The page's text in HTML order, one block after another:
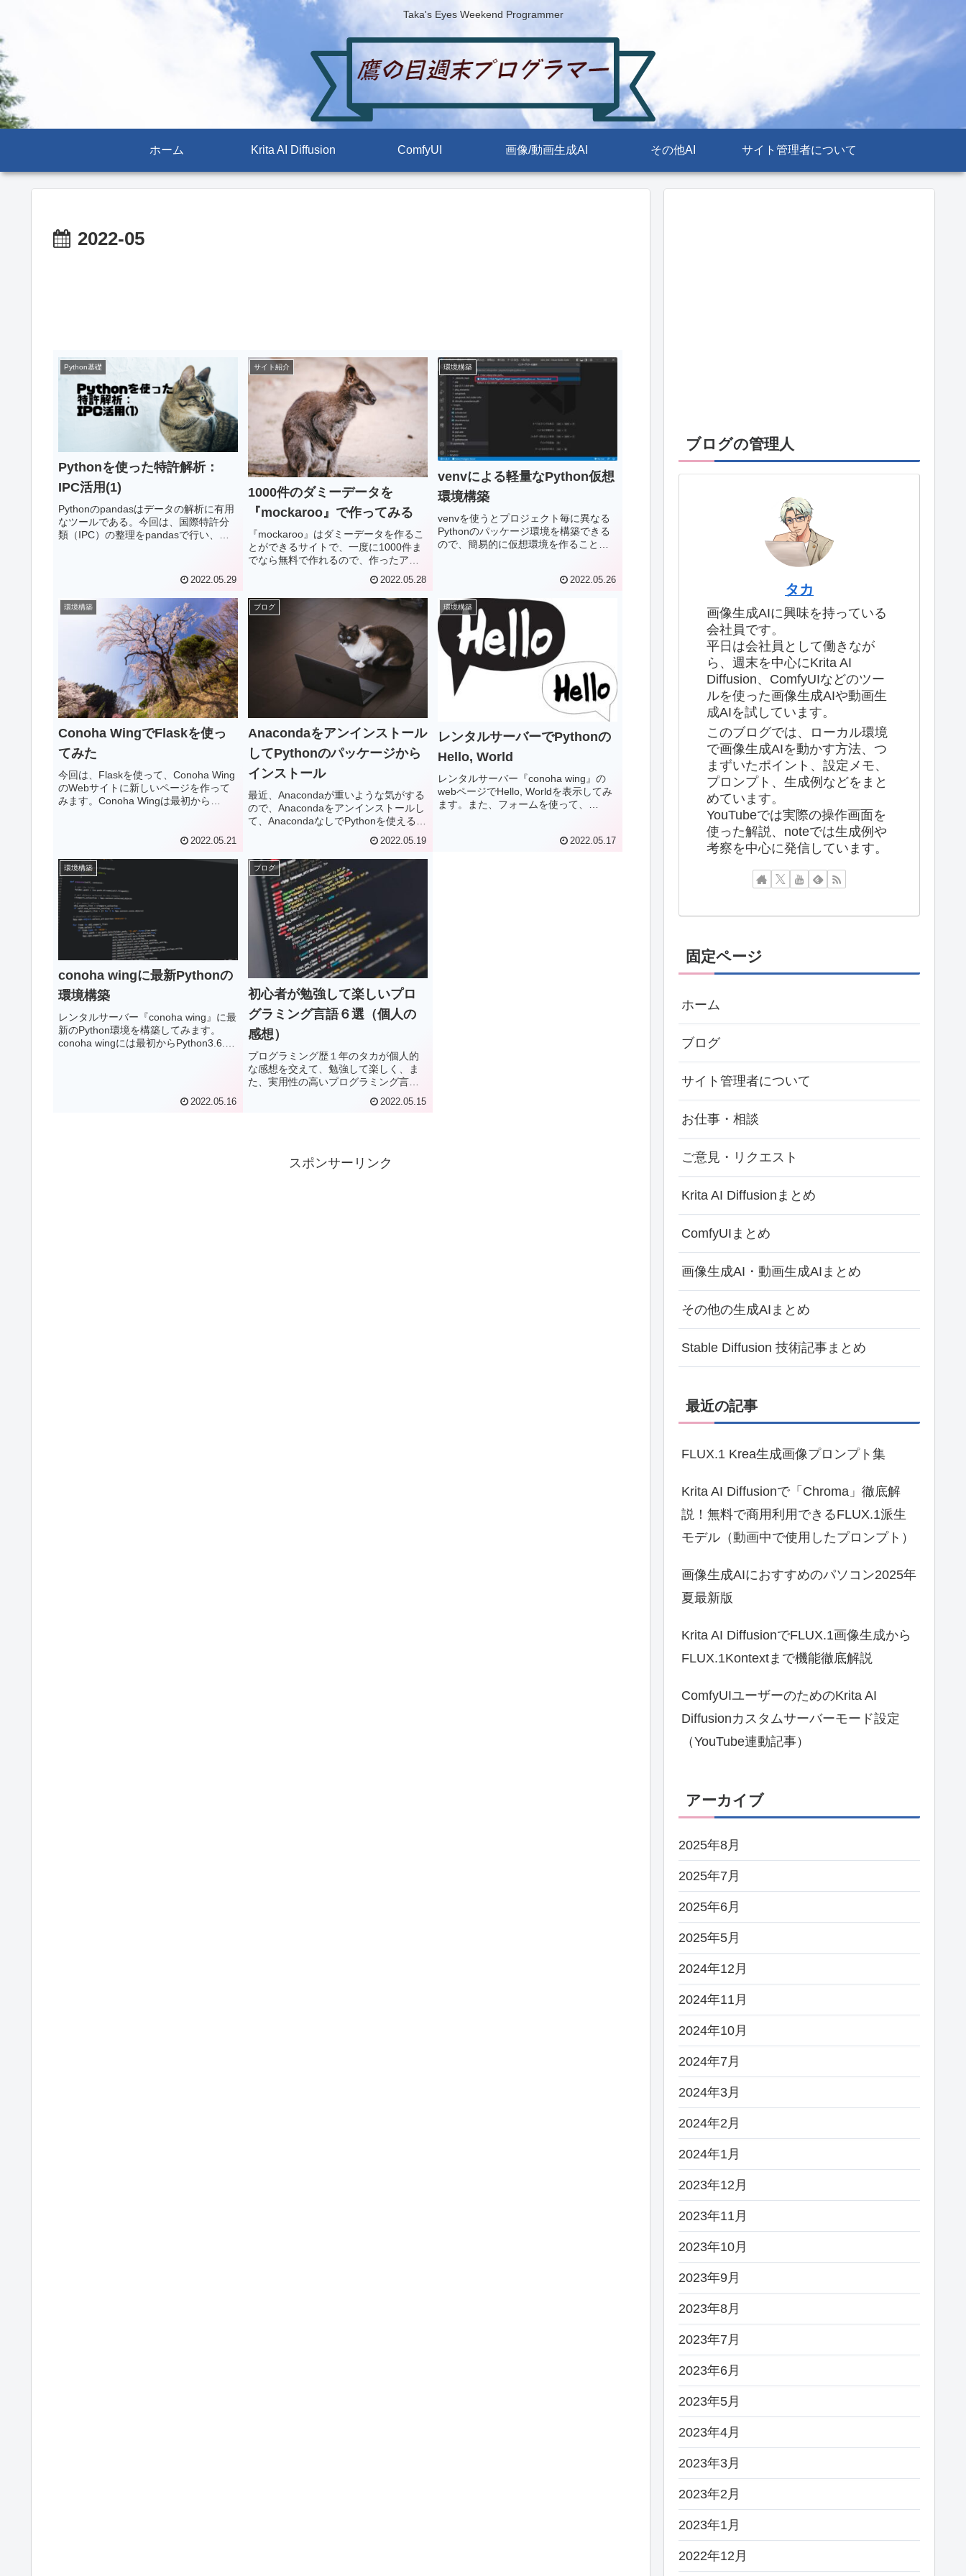
Taka's Eyes Weekend Programmer
ホーム Krita AI Diffusion ComfyUI 画像/動画生成AI その他AI サイト管理者について
2022-05
Python基礎
Pythonを使った特許解析：
IPC活用(1)
Pythonのpandasはデータの解析に有用
なツールである。今回は、国際特許分
類（IPC）の整理をpandasで行い、特
2022.05.29
サイト紹介
1000件のダミーデータを
『mockaroo』で作ってみる
『mockaroo』はダミーデータを作るこ
とができるサイトで、一度に1000件ま
でなら無料で作れるので、作ったアプ
リのテストデータや、PythonやSQLな
どのプログラミング学習に使うダミー
データを生成したりするにはとても便
利です。
2022.05.28
環境構築
venvによる軽量なPython仮想
環境構築
venvを使うとプロジェクト毎に異なる
Pythonのパッケージ環境を構築できる
ので、簡易的に仮想環境を作ることが
ティブにする、venvへのライブラリの
インストール、仮想空間を削除をして
みます。
2022.05.26
環境構築
Conoha WingでFlaskを使っ
てみた
今回は、Flaskを使って、Conoha Wing
のWebサイトに新しいページを作って
みます。Conoha Wingは最初から
表示させてみます。Flaskのインストー
果、関連ページ。
2022.05.21
ブログ
Anacondaをアンインストール
してPythonのパッケージから
インストール
最近、Anacondaが重いような気がする
ので、Anacondaをアンインストールし
て、AnacondaなしでPythonを使えるよ
な"商用利用には有償化ということで、
個人で使うなら全く問題はないのです
が、そろそろAnacondaを卒業しようか
と思ったタカです。今回、Pythonのイ
ンストーラーを用いて、Pythonを導入
してみました。Anacondaのアンインス
トール、パッケージ版のPythonをイン
ストール、pipのアップグレード、
Jupyter Labのインストール
2022.05.19
環境構築
レンタルサーバーでPythonの
Hello, World
レンタルサーバー『conoha wing』の
webページでHello, Worldを表示してみ
ます。また、フォームを使って、
定（ディレクトリ構成と.htaccessの準
2022.05.17
環境構築
conoha wingに最新Pythonの
環境構築
レンタルサーバー『conoha wing』に最
新のPython環境を構築してみます。
conoha wingには最初からPython3.6.11
のPythonのインストール。Pythonの
2022.05.16
ブログ
初心者が勉強して楽しいプロ
グラミング言語６選（個人の
感想）
プログラミング歴１年のタカが個人的
な感想を交えて、勉強して楽しく、ま
た、実用性の高いプログラミング言語
ラミングを勉強しようと考えている
2022.05.15
スポンサーリンク
ブログの管理人
タカ
画像生成AIに興味を持っている
会社員です。
平日は会社員として働きなが
ら、週末を中心にKrita AI
Diffusion、ComfyUIなどのツー
ルを使った画像生成AIや動画生
成AIを試しています。
このブログでは、ローカル環境
で画像生成AIを動かす方法、つ
まずいたポイント、設定メモ、
プロンプト、生成例などをまと
めています。
YouTubeでは実際の操作画面を
使った解説、noteでは生成例や
考察を中心に発信しています。
固定ページ
ホーム
ブログ
サイト管理者について
お仕事・相談
ご意見・リクエスト
Krita AI Diffusionまとめ
ComfyUIまとめ
画像生成AI・動画生成AIまとめ
その他の生成AIまとめ
Stable Diffusion 技術記事まとめ
最近の記事
FLUX.1 Krea生成画像プロンプト集
Krita AI Diffusionで「Chroma」徹底解
説！無料で商用利用できるFLUX.1派生
モデル（動画中で使用したプロンプト）
画像生成AIにおすすめのパソコン2025年
夏最新版
Krita AI DiffusionでFLUX.1画像生成から
FLUX.1Kontextまで機能徹底解説
ComfyUIユーザーのためのKrita AI
Diffusionカスタムサーバーモード設定
（YouTube連動記事）
アーカイブ
2025年8月
2025年7月
2025年6月
2025年5月
2024年12月
2024年11月
2024年10月
2024年7月
2024年3月
2024年2月
2024年1月
2023年12月
2023年11月
2023年10月
2023年9月
2023年8月
2023年7月
2023年6月
2023年5月
2023年4月
2023年3月
2023年2月
2023年1月
2022年12月